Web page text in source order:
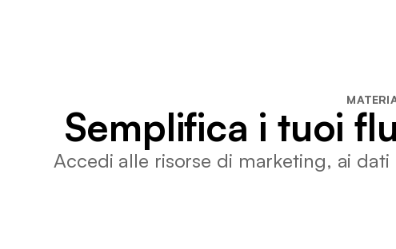
Semplifica i tuoi
Accedi alle risorse di marketing, ai